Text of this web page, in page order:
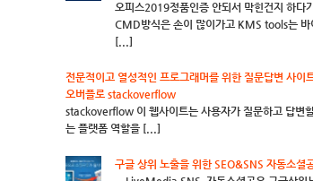
오피스2019정품인증 안되서 막힌건지 하다
CMD방식은 손이 많이가고 KMS tools는 바
[...]
전문적이고 열성적인 프로그래머를 위한 질문답변 사이
오버플로 stackoverflow
stackoverflow 이 웹사이트는 사용자가 질문하고 답변
는 플랫폼 역할을 [...]
구글 상위 노출을 위한 SEO&SNS 자동소셜